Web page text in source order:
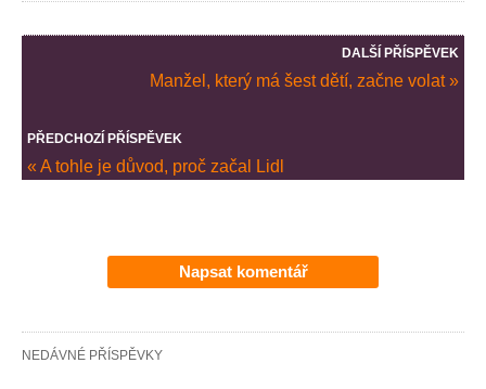
DALŠÍ PŘÍSPĚVEK
Manžel, který má šest dětí, začne volat »
PŘEDCHOZÍ PŘÍSPĚVEK
« A tohle je důvod, proč začal Lidl
Napsat komentář
NEDÁVNÉ PŘÍSPĚVKY